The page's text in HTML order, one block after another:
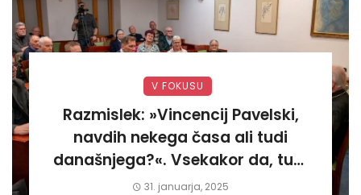
V FOKUSU
Razmislek: »Vincencij Pavelski,
navdih nekega časa ali tudi
današnjega?«. Vsekakor da, tudi
današnjega«
31. januarja, 2025